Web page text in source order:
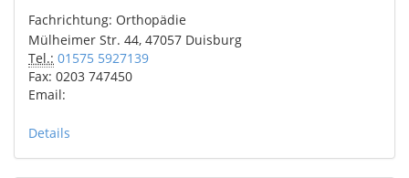
Fachrichtung: Orthopädie
Mülheimer Str. 44, 47057 Duisburg
Tel.: 01575 5927139
Fax: 0203 747450
Email:
Details